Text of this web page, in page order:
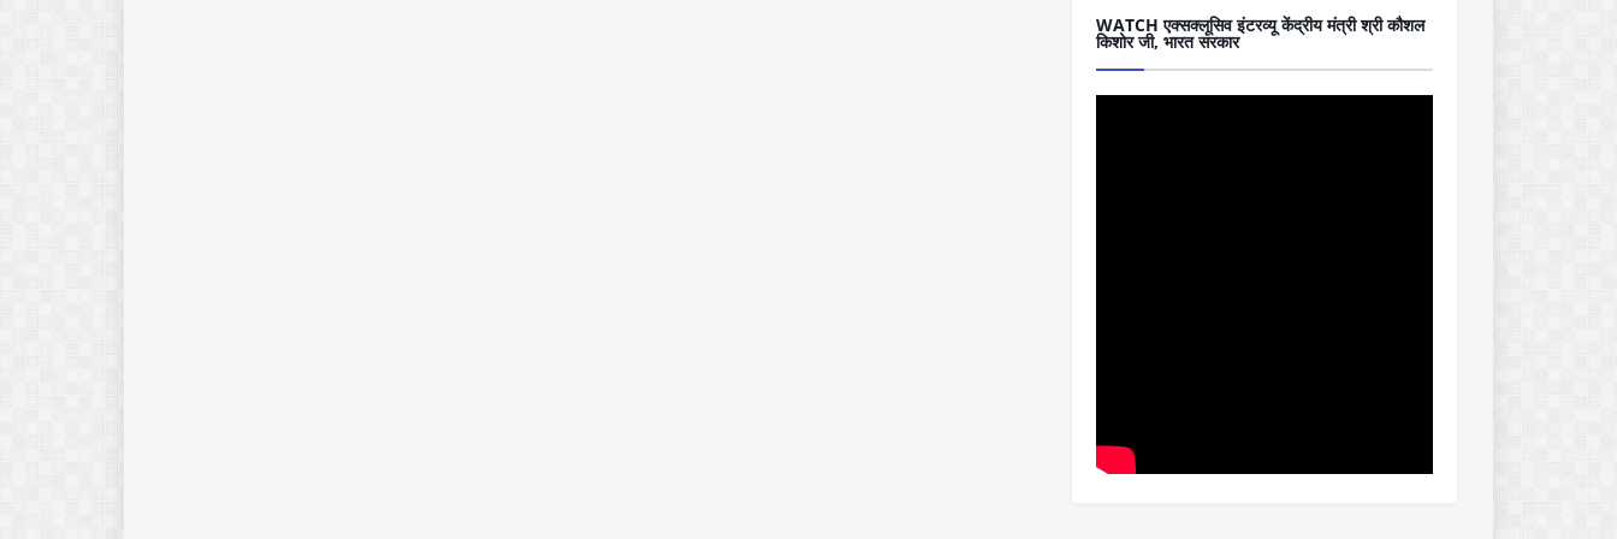
WATCH एक्सक्लूसिव इंटरव्यू केंद्रीय मंत्री श्री कौशल
किशोर जी, भारत सरकार